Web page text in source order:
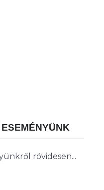
rövidesen...